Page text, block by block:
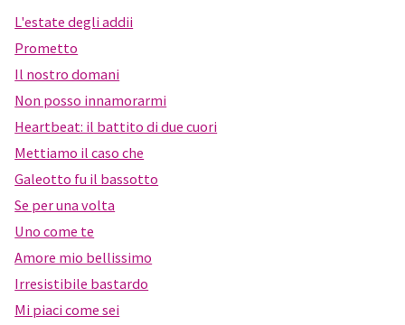
L'estate degli addii
Prometto
Il nostro domani
Non posso innamorarmi
Heartbeat: il battito di due cuori
Mettiamo il caso che
Galeotto fu il bassotto
Se per una volta
Uno come te
Amore mio bellissimo
Irresistibile bastardo
Mi piaci come sei